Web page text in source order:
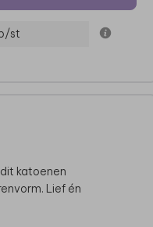
st
katoenen
Lief én